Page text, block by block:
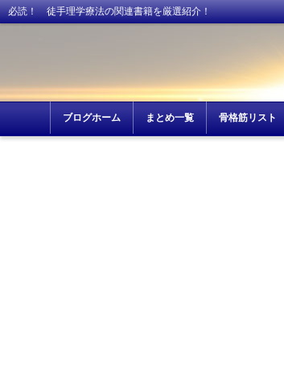
必読！ 徒手理学療法の関連書籍を厳選紹介！
ブログホーム まとめ一覧 骨格筋リスト